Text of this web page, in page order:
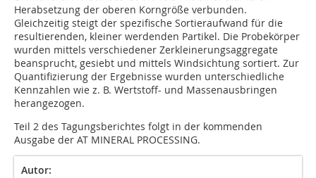
Herabsetzung der oberen Korngröße verbunden.
Gleichzeitig steigt der spezifische Sortieraufwand für die
resultierenden, kleiner werdenden Partikel. Die Probekörper
wurden mittels verschiedener Zerkleinerungsaggregate
beansprucht, gesiebt und mittels Windsichtung sortiert. Zur
Quantifizierung der Ergebnisse wurden unterschiedliche
Kennzahlen wie z. B. Wertstoff- und Massenausbringen
herangezogen.
Teil 2 des Tagungsberichtes folgt in der kommenden
Ausgabe der AT MINERAL PROCESSING.
Autor: